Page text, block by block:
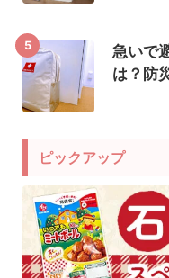
5
急いで
は？防
ピックアップ